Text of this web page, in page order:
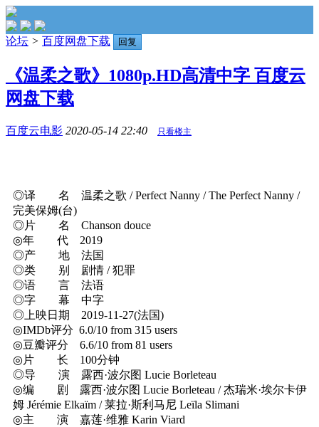
论坛 > 百度网盘下载 回复
《温柔之歌》1080p.HD高清中字 百度云
网盘下载
百度云电影 2020-05-14 22:40 只看楼主
◎译 名 温柔之歌 / Perfect Nanny / The Perfect Nanny /
完美保姆(台)
◎片 名 Chanson douce
◎年 代 2019
◎产 地 法国
◎类 别 剧情 / 犯罪
◎语 言 法语
◎字 幕 中字
◎上映日期 2019-11-27(法国)
◎IMDb评分 6.0/10 from 315 users
◎豆瓣评分 6.6/10 from 81 users
◎片 长 100分钟
◎导 演 露西·波尔图 Lucie Borleteau
◎编 剧 露西·波尔图 Lucie Borleteau / 杰瑞米·埃尔卡伊
姆 Jérémie Elkaïm / 莱拉·斯利马尼 Leïla Slimani
◎主 演 嘉莲·维雅 Karin Viard